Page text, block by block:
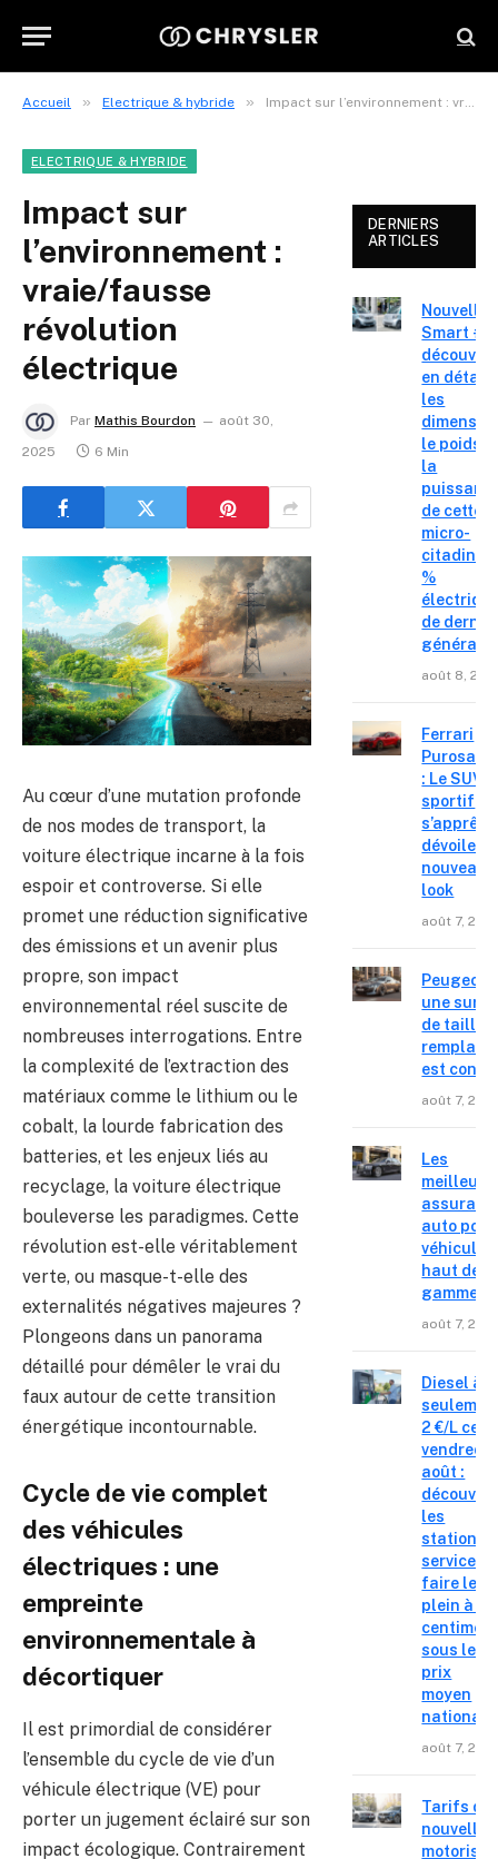
Accueil » Electrique & hybride » Impact sur l’environnement : vraie/fausse révolution électrique
ELECTRIQUE & HYBRIDE
Impact sur
l’environnement :
vraie/fausse
révolution
électrique
Par Mathis Bourdon
août 30,
2025
6 Min
Au cœur d’une mutation profonde
de nos modes de transport, la
voiture électrique incarne à la fois
espoir et controverse. Si elle
promet une réduction significative
des émissions et un avenir plus
propre, son impact
environnemental réel suscite de
nombreuses interrogations. Entre
la complexité de l’extraction des
matériaux comme le lithium ou le
cobalt, la lourde fabrication des
batteries, et les enjeux liés au
recyclage, la voiture électrique
bouleverse les paradigmes. Cette
révolution est-elle véritablement
verte, ou masque-t-elle des
externalités négatives majeures ?
Plongeons dans un panorama
détaillé pour démêler le vrai du
faux autour de cette transition
énergétique incontournable.
Cycle de vie complet
des véhicules
électriques : une
empreinte
environnementale à
décortiquer
Il est primordial de considérer
l’ensemble du cycle de vie d’un
véhicule électrique (VE) pour
porter un jugement éclairé sur son
impact écologique. Contrairement
DERNIERS
ARTICLES
Nouvelle
Smart #2
en détail
les
le poids
la
de cette
micro-
citadine
%
de
août 8,
Ferrari
: Le SUV
sportif
s’apprête
dévoiler
nouveau
look
août 7,
Peugeot
une
de taille,
est
août 7,
Les
auto pour
véhicules
haut de
gamme
août 7,
Diesel à
2 €/L ce
vendredi
août :
les
stations-
service où
faire le
plein à 19
centimes
sous le
prix
moyen
national
août 7,
Tarifs
nouvelles